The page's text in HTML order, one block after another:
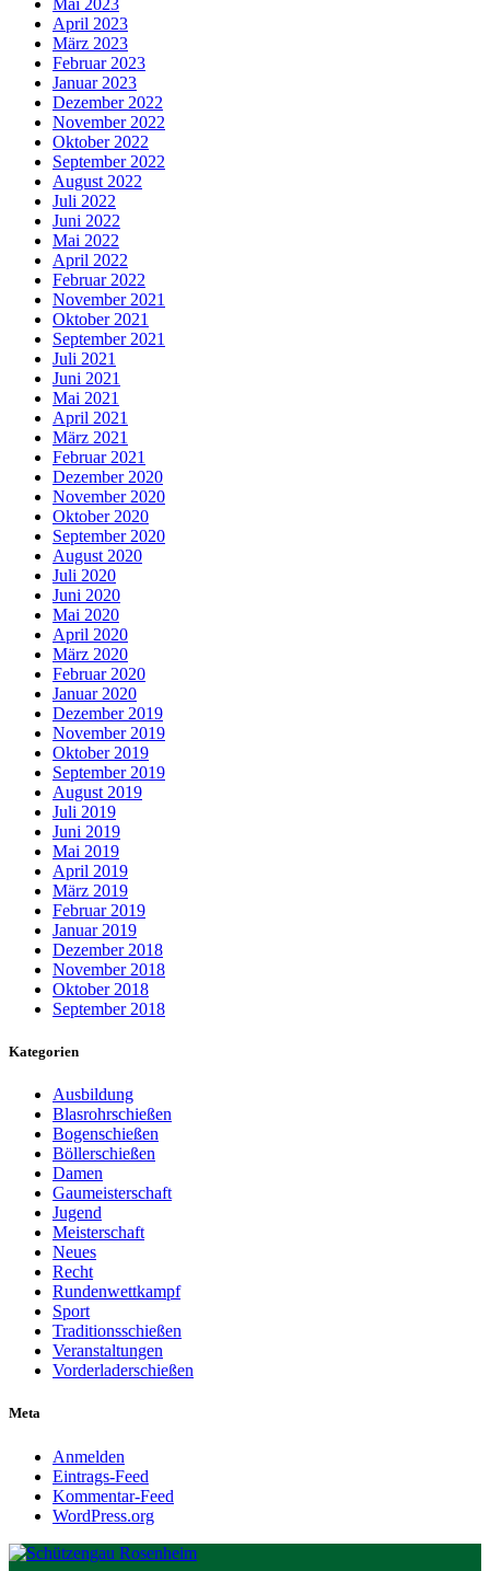
April 2023
März 2023
Februar 2023
Januar 2023
Dezember 2022
November 2022
Oktober 2022
September 2022
August 2022
Juli 2022
Juni 2022
Mai 2022
April 2022
Februar 2022
November 2021
Oktober 2021
September 2021
Juli 2021
Juni 2021
Mai 2021
April 2021
März 2021
Februar 2021
Dezember 2020
November 2020
Oktober 2020
September 2020
August 2020
Juli 2020
Juni 2020
Mai 2020
April 2020
März 2020
Februar 2020
Januar 2020
Dezember 2019
November 2019
Oktober 2019
September 2019
August 2019
Juli 2019
Juni 2019
Mai 2019
April 2019
März 2019
Februar 2019
Januar 2019
Dezember 2018
November 2018
Oktober 2018
September 2018
Kategorien
Ausbildung
Blasrohrschießen
Bogenschießen
Böllerschießen
Damen
Gaumeisterschaft
Jugend
Meisterschaft
Neues
Recht
Rundenwettkampf
Sport
Traditionsschießen
Veranstaltungen
Vorderladerschießen
Meta
Anmelden
Eintrags-Feed
Kommentar-Feed
WordPress.org